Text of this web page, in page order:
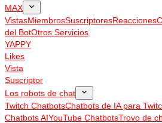
MAX
VistasMiembrosSuscriptoresReacciones
del BotOtros Servicios
YAPPY
Likes
Vista
Suscriptor
Los robots de chat
Twitch ChatbotsChatbots de IA para
Chatbots AIYouTube ChatbotsTrovo de